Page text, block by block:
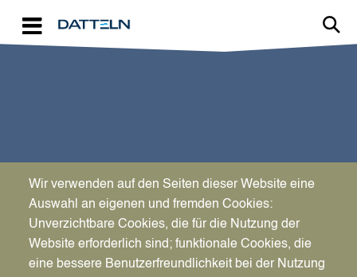
SPORT & KULTUR
Dabei sein ist alles
Wir verwenden auf den Seiten dieser Website eine
Auswahl an eigenen und fremden Cookies:
Unverzichtbare Cookies, die für die Nutzung der
Website erforderlich sind; funktionale Cookies, die
eine bessere Benutzerfreundlichkeit bei der Nutzung